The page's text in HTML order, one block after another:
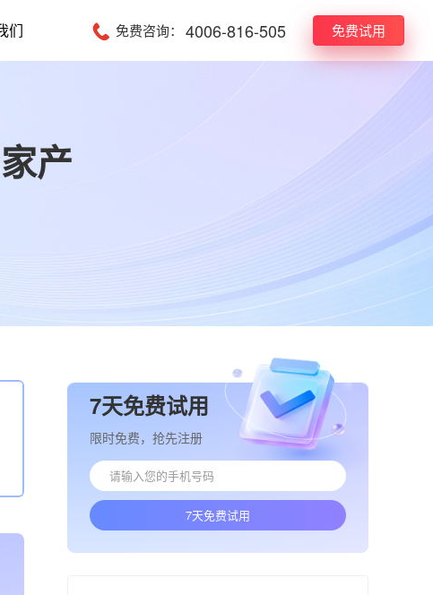
们 免费咨询： 4006-816-505 免费试用
产
7天免费试用
限时免费，抢先注册
7天免费试用